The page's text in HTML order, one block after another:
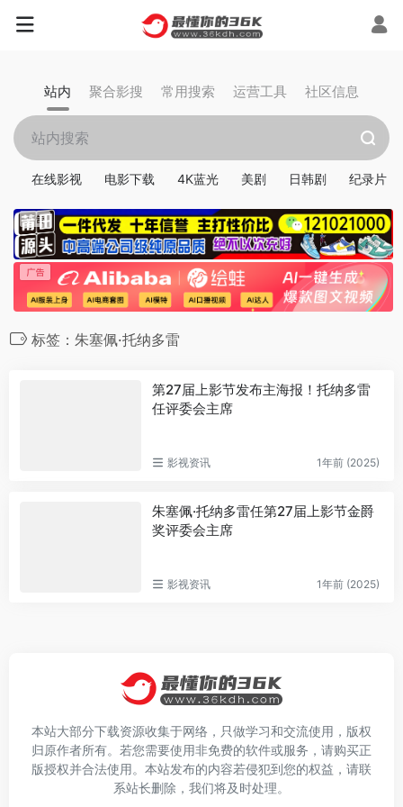
站内 聚合影搜 常用搜索 运营工具 社区信息
在线影视 电影下载 4K蓝光 美剧 日韩剧 纪录片
标签：朱塞佩·托纳多雷
第27届上影节发布主海报！托纳多雷
任评委会主席
影视资讯 1年前 (2025)
朱塞佩·托纳多雷任第27届上影节金爵
奖评委会主席
影视资讯 1年前 (2025)
本站大部分下载资源收集于网络，只做学习和交流使用，版权
归原作者所有。若您需要使用非免费的软件或服务，请购买正
版授权并合法使用。本站发布的内容若侵犯到您的权益，请联
系站长删除，我们将及时处理。